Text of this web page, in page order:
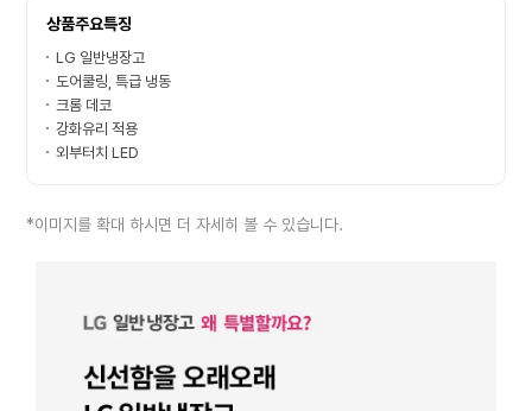
상품주요특징
LG 일반냉장고
도어쿨링, 특급 냉동
크롬 데코
강화유리 적용
외부터치 LED
*이미지를 확대 하시면 더 자세히 볼 수 있습니다.